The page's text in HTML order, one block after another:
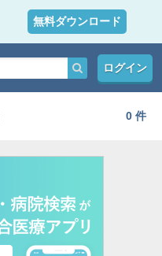
無料ダウンロード
ログイン
0 件